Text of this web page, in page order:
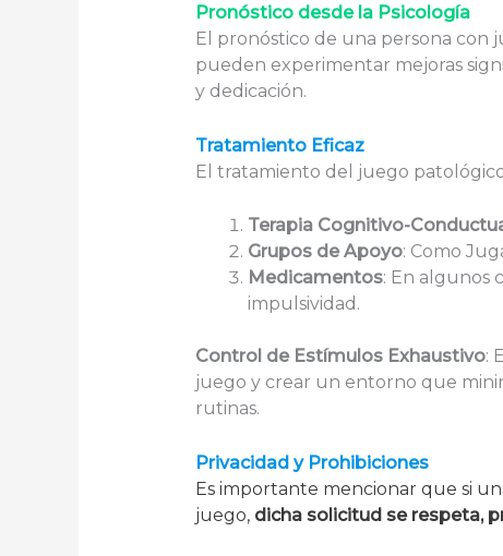
Pronóstico desde la Psicología
El pronóstico de una persona
pueden experimentar mejoras
y dedicación.
Tratamiento Eficaz
El tratamiento del juego
Terapia Cognitivo-
Grupos de Apoyo: Como
Medicamentos: En algunos
impulsividad.
Control de Estímulos Exhaustivo:
juego y crear un entorno que
rutinas.
Privacidad y Prohibiciones
Es importante mencionar que si
juego, dicha solicitud se respeta,